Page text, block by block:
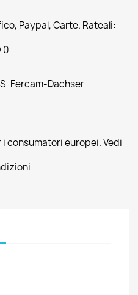
Paypal, Carte. Rateali:
0
Fercam-Dachser
i consumatori europei. Vedi